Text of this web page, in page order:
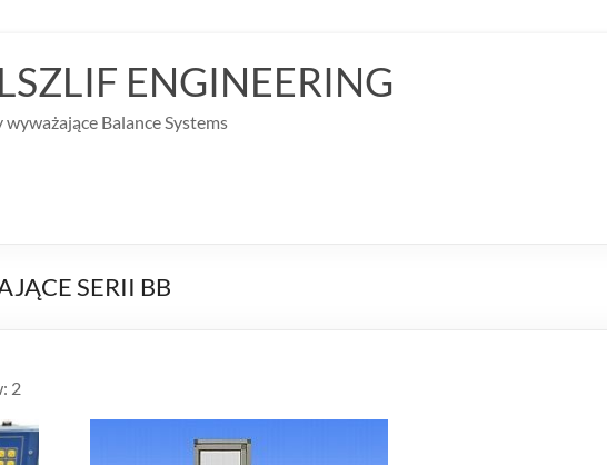
ENGINEERING
wyważające Balance Systems
SERII BB
2